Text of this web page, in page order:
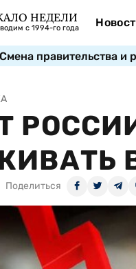
НЕДЕЛИ
с 1994-го года
Смена правительства и
Поделиться